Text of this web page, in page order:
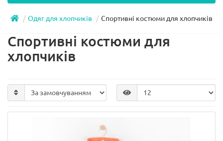
Одяг для хлопчиків Спортивні костюми для хлопчиків
Спортивні костюми для
хлопчиків